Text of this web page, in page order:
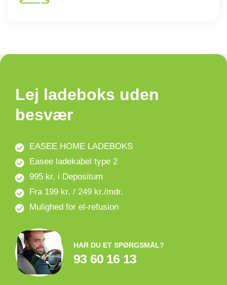
Lej ladeboks uden
besvær
EASEE HOME LADEBOKS
Easee ladekabel type 2
995 kr. i Depositum
Fra 199 kr. / 249 kr./mdr.
Mulighed for el-refusion
HAR DU ET SPØRGSMÅL?
93 60 16 13